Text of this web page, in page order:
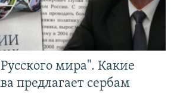
мира". Какие
предлагает сербам